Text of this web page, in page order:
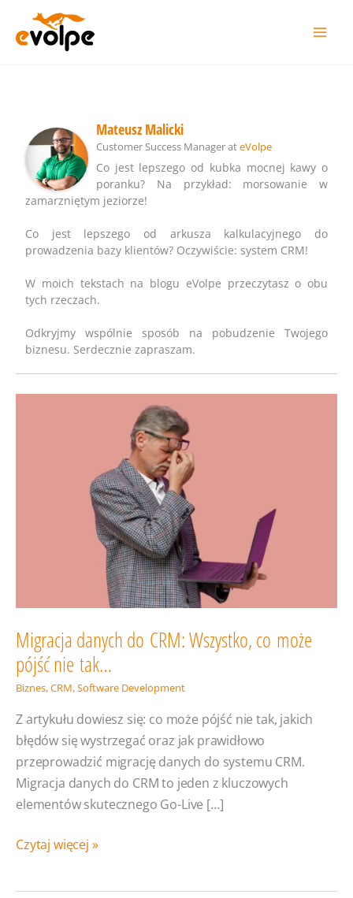
Przejdź
Mateusz Malicki
Customer Success ManagerateVolpe
Co jest lepszego od kubka mocnej kawy o
poranku? Na przykład: morsowanie w
zamarzniętym jeziorze!
Co jest lepszego od arkusza kalkulacyjnego do
prowadzenia bazy klientów? Oczywiście: system CRM!
W moich tekstach na blogu eVolpe przeczytasz o obu
tych rzeczach.
Odkryjmy wspólnie sposób na pobudzenie Twojego
biznesu. Serdecznie zapraszam.
Migracja danych do CRM: Wszystko, co może
pójść nie tak…
Biznes,CRM,Software Development
Z artykułu dowiesz się: co może pójść nie tak, jakich
błędów się wystrzegać oraz jak prawidłowo
przeprowadzić migrację danych do systemu CRM.
Migracja danych do CRM to jeden z kluczowych
elementów skutecznego Go-Live […]
Migracja
Czytaj więcej »